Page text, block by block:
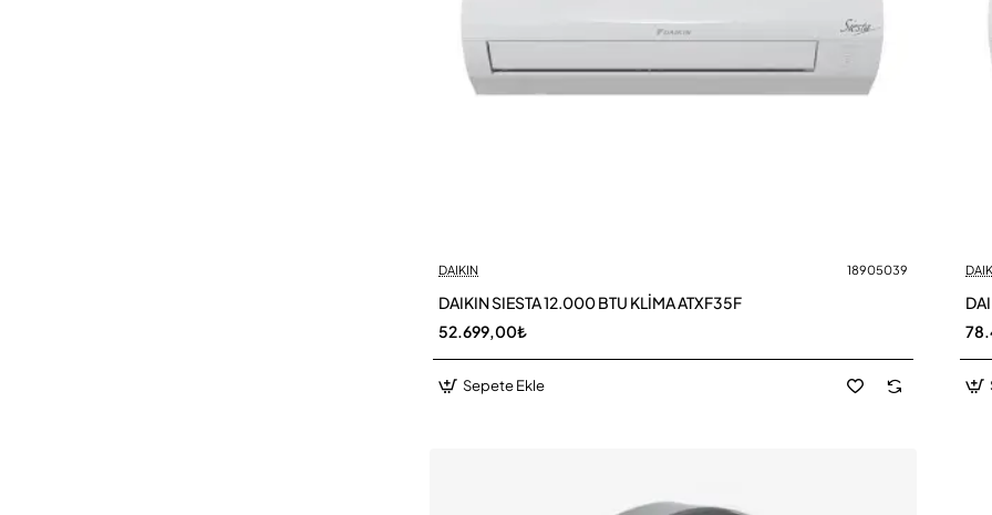
Yeni
DAIKIN 18905039
DAIKIN SIESTA 12.000 BTU KLİMA ATXF35F
52.699,00₺
Sepete Ekle